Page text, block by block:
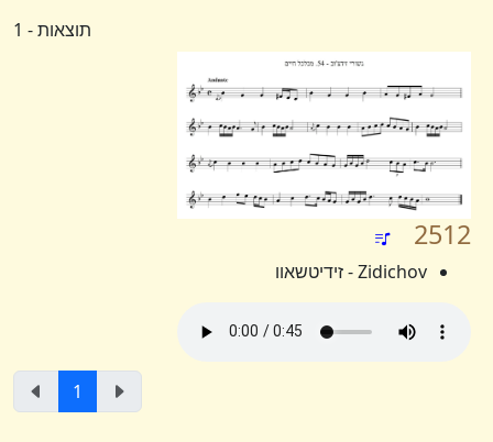
תוצאות - 1
2512
Zidichov - זידיטשאוו